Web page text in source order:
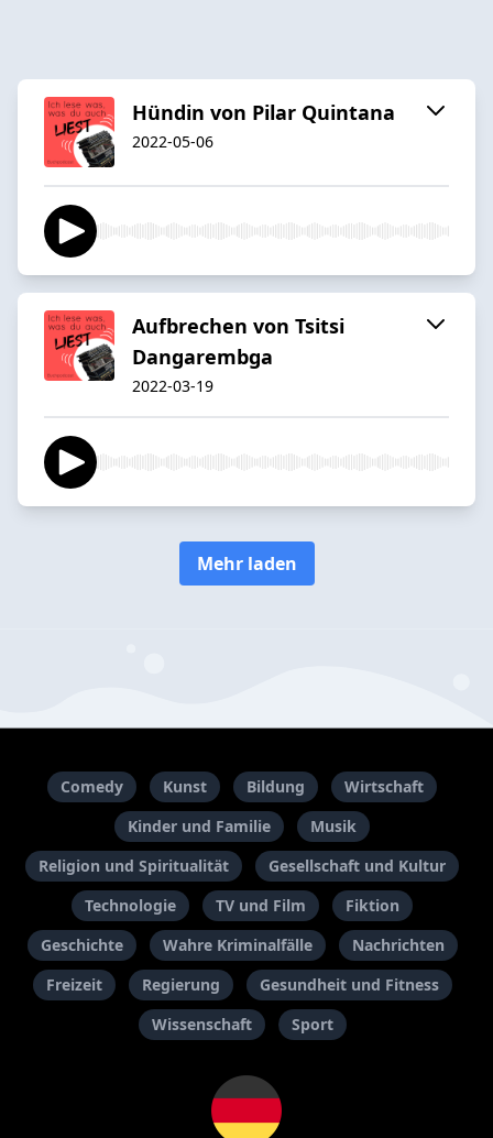
Hündin von Pilar Quintana
2022-05-06
Aufbrechen von Tsitsi
Dangarembga
2022-03-19
Mehr laden
Comedy Kunst Bildung
Wirtschaft
Kinder und Familie
Musik
Religion und Spiritualität
Gesellschaft und Kultur
Technologie
TV und Film
Fiktion
Geschichte
Wahre Kriminalfälle
Nachrichten
Freizeit
Regierung
Gesundheit und Fitness
Wissenschaft
Sport